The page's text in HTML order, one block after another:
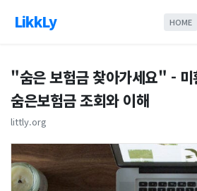
LikkLy HOME
"숨은 보험금 찾아가세요" -
숨은보험금 조회와 이해
littly.org